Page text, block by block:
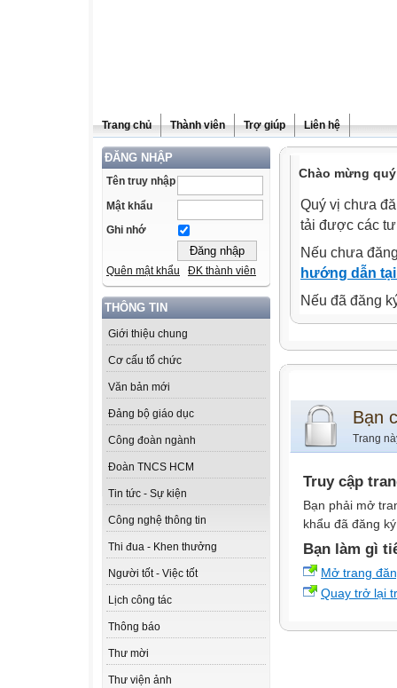
Trang chủ Thành viên Trợ giúp Liên hệ
ĐĂNG NHẬP
Tên truy nhập
Mật khẩu
Ghi nhớ
Quên mật khẩu ĐK thành viên
THÔNG TIN
Giới thiệu chung
Cơ cấu tổ chức
Văn bản mới
Đảng bộ giáo dục
Công đoàn ngành
Đoàn TNCS HCM
Tin tức - Sự kiện
Công nghệ thông tin
Thi đua - Khen thưởng
Người tốt - Việc tốt
Lịch công tác
Thông báo
Thư mời
Thư viện ảnh
Chào mừng
Quý vị chưa
tải được các
Nếu chưa
hướng dẫn
Nếu đã đăng
Bạn
Trang
Truy cập
Bạn phải mở
khẩu đã đăng
Bạn làm gì
Mở trang
Quay trở lại